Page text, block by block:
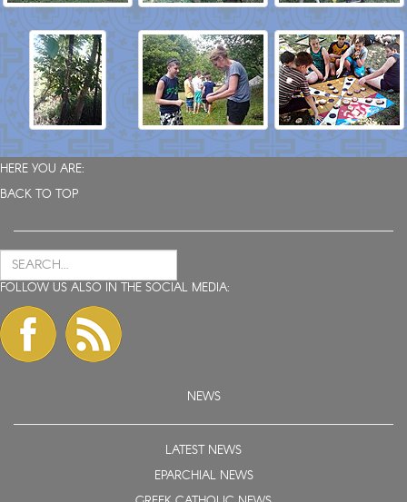
HERE YOU ARE:
BACK TO TOP
FOLLOW US ALSO IN THE SOCIAL MEDIA:
NEWS
LATEST NEWS
EPARCHIAL NEWS